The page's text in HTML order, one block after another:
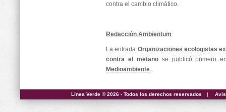
contra el cambio climático.
Redacción Ambientum
La entrada Organizaciones ecologistas
contra el metanose publicó primero
Medioambiente.
Línea Verde ® 2026 - Todos los derechos reservados |